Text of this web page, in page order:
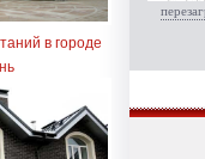
в городе